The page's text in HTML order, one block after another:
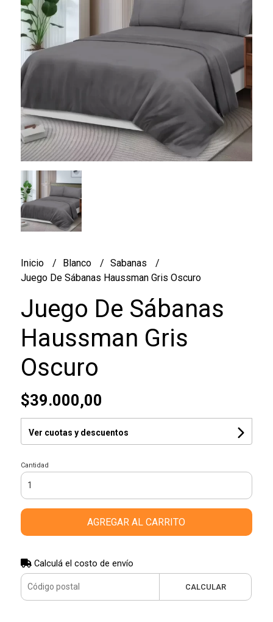
Inicio Blanco
Sabanas
Juego De Sábanas Haussman Gris Oscuro
Juego De Sábanas
Haussman Gris
Oscuro
$39.000,00
Ver cuotas y descuentos
Cantidad
AGREGAR AL CARRITO
Calculá el costo de envío
CALCULAR